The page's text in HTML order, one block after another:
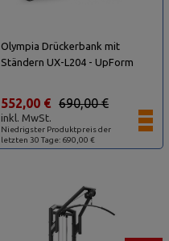
Olympia Drückerbank mit
Ständern UX-L204 - UpForm
Niedrigster Produktpreis der
letzten 30 Tage: 690,00 €
690,00 €
552,00 €
inkl. MwSt.